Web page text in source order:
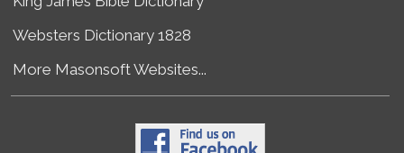
Websters Dictionary 1828
More Masonsoft Websites...